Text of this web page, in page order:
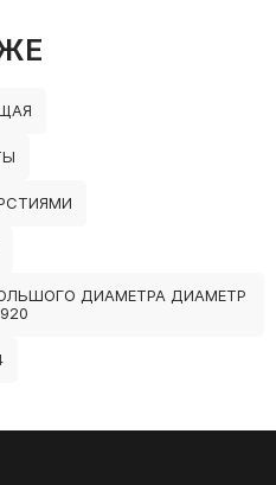
ДИАМЕТРА ДИАМЕТР